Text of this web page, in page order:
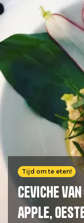
Tijd om te eten!
Ceviche
apple,